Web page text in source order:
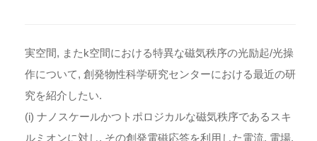
実空間, またk空間における特異な磁気秩序の光励起/光操
作について, 創発物性科学研究センターにおける最近の研
究を紹介したい.
(i) ナノスケールかつトポロジカルな磁気秩序であるスキ
ルミオンに対し, その創発電磁応答を利用した電流, 電場,